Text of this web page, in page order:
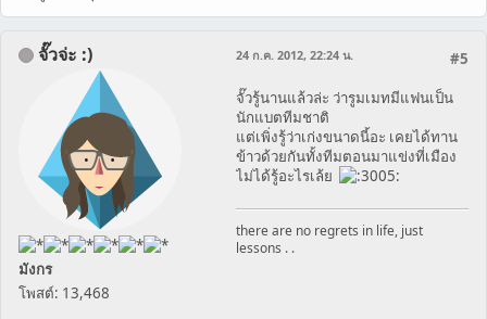
จั๊วจ่ะ :)
มังกร
โพสต์: 13,468
#5
24 ก.ค. 2012, 22:24 น.
จั๊วรู้นานแล้วล่ะ ว่ารูมเมทมีแฟนเป็น
นักแบตทีมชาติ
แต่เพิ่งรู้ว่าเก่งขนาดนี้อะ เคยได้ทาน
ข้าวด้วยกันทั้งทีมตอนมาแข่งที่เมือง
ไม่ได้รู้อะไรเล้ย
there are no regrets in life, just
lessons . .